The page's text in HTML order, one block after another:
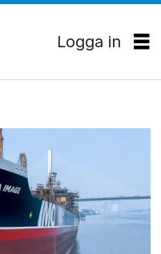
Logga in